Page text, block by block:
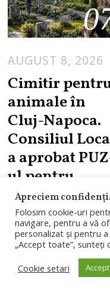
AUGUST 8, 2026
Cimitir
animale în
Cluj-Napoca.
Consiliul
a aprobat
ul pentru
proiectul din
Valea
Gârbăului
Consiliul Local
Cluj-Napoca a
Apreciem
Folosim cookie-uri
navigare, pentru a vă
personalizat și pentru a
„Accept toate”, sunteți
Cookie setari
Accept